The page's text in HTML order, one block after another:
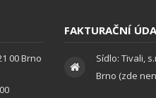
00 Brno
FAKTURAČNÍ
Sídlo: Tivali,
Brno (zde